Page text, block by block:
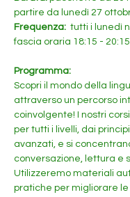
partire da lunedì 27
Frequenza: tutti i lunedì
fascia oraria 18:15 - 20:15
Programma:
Scopri il mondo della
attraverso un percorso
coinvolgente! I nostri
per tutti i livelli, dai
avanzati, e si
conversazione, lettura e
Utilizzeremo materiali
pratiche per migliorare